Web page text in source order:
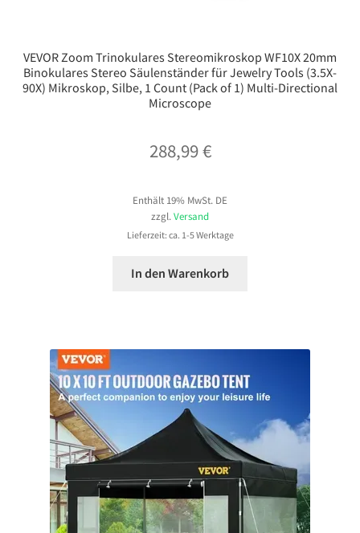
VEVOR Zoom Trinokulares Stereomikroskop WF10X 20mm
Binokulares Stereo Säulenständer für Jewelry Tools (3.5X-
90X) Mikroskop, Silbe, 1 Count (Pack of 1) Multi-Directional
Microscope
288,99€
Enthält 19% MwSt. DE
zzgl. Versand
Lieferzeit: ca. 1-5 Werktage
In den Warenkorb